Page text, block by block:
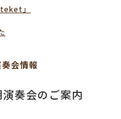
」
会情報
奏会のご案内